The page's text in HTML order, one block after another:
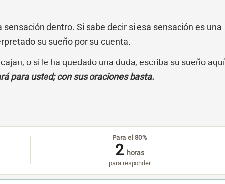
dentro. Si sabe decir si esa sensación es una
su sueño por su cuenta.
o si le ha quedado una duda, escriba su sueño aquí
para usted; con sus oraciones basta.
Para el 80%
2 horas
para responder